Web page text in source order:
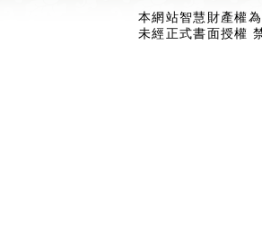
本網站智慧財產權
未經正式書面授權